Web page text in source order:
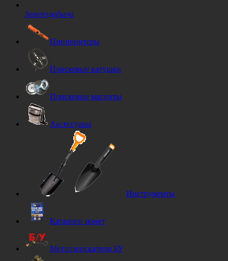
Золотодобыча
Пинпоинтеры
Поисковые катушки
Поисковые магниты
Аксессуары
Инструменты
Каталоги монет
Металлоискатели БУ